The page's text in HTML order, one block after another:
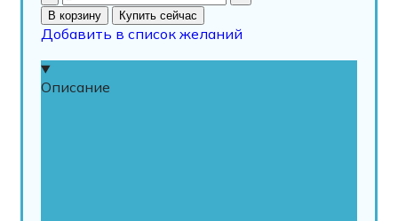
В корзину Купить сейчас
Добавить в список желаний
Описание